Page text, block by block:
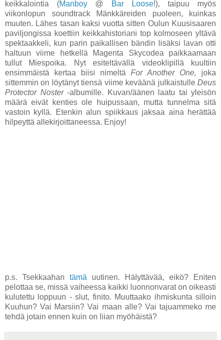
keikkalointia (Manboy @ Bar Loose!), taipuu myös
viikonlopun soundtrack Mänkkäreiden puoleen, kuinkas
muuten. Lähes tasan kaksi vuotta sitten Oulun Kuusisaaren
paviljongissa koettiin keikkahistoriani top kolmoseen yltävä
spektaakkeli, kun parin paikallisen bändin lisäksi lavan otti
haltuun viime hetkellä Magenta Skycodea paikkaamaan
tullut Miespoika. Nyt esiteltävällä videoklipillä kuultiin
ensimmäistä kertaa biisi nimeltä For Another One, joka
sittemmin on löytänyt tiensä viime keväänä julkaistulle Deus
Protector Noster -albumille. Kuvan/äänen laatu tai yleisön
määrä eivät kenties ole huipussaan, mutta tunnelma sitä
vastoin kyllä. Etenkin alun spiikkaus jaksaa aina herättää
hilpeyttä allekirjoittaneessa. Enjoy!
p.s. Tsekkaahan tämä uutinen. Hälyttävää, eikö? Eniten
pelottaa se, missä vaiheessa kaikki luonnonvarat on oikeasti
kulutettu loppuun - slut, finito. Muuttaako ihmiskunta silloin
Kuuhun? Vai Marsiin? Vai maan alle? Vai tajuammeko me
tehdä jotain ennen kuin on liian myöhäistä?